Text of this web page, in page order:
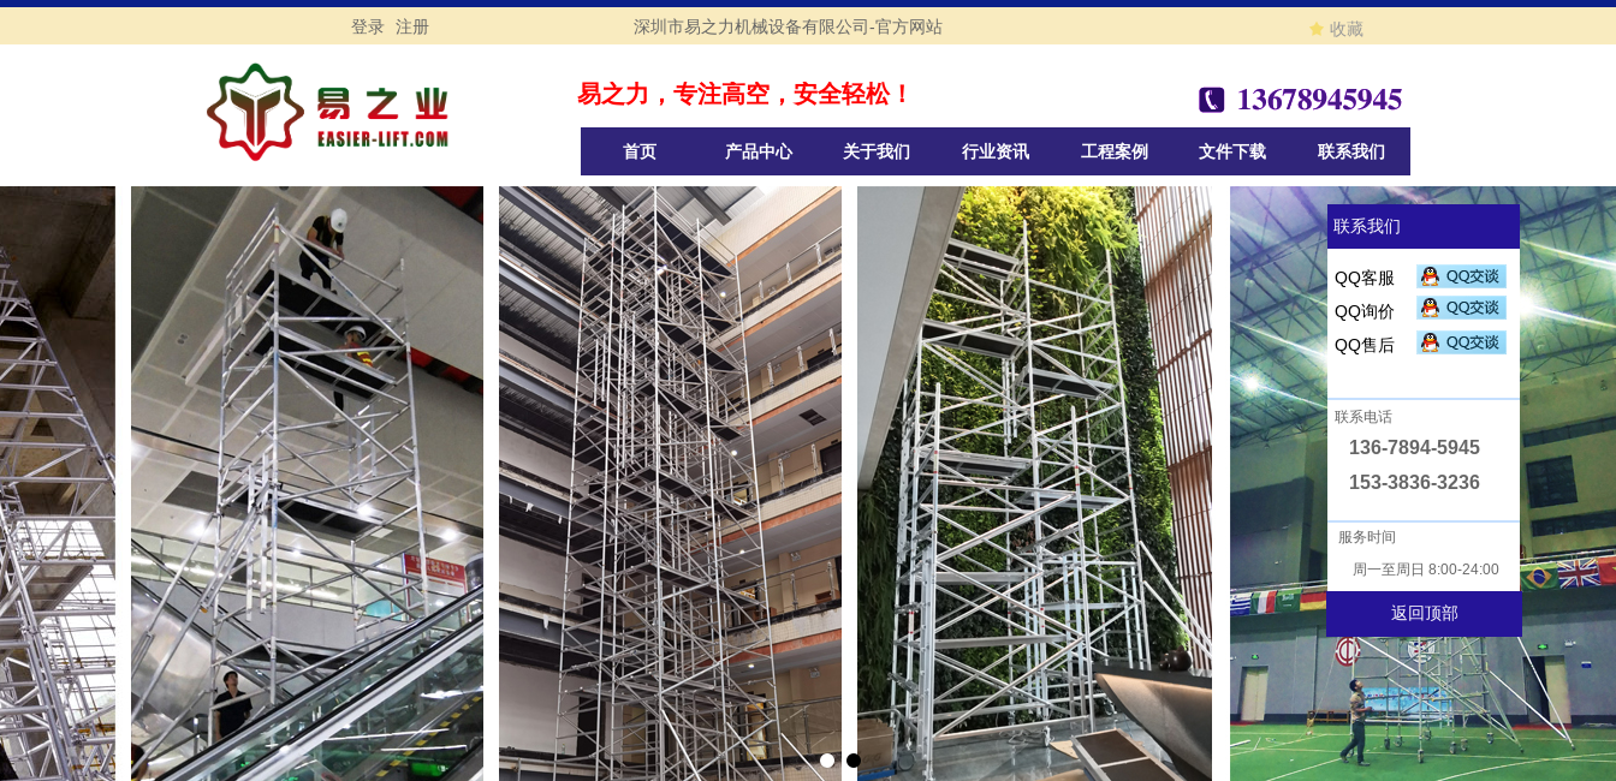
登录 注册 深圳市易之力机械设备有限公司-官方网站 끄 收藏
易之力，专注高空，安全轻松！
首页 产品中心 关于我们 行业资讯 工程案例 文件下载 联系我们
QQ客服
QQ询价
QQ售后
联系电话
136-7894-5945
153-3836-3236
服务时间
周一至周日 8:00-24:00
返回顶部
联系我们